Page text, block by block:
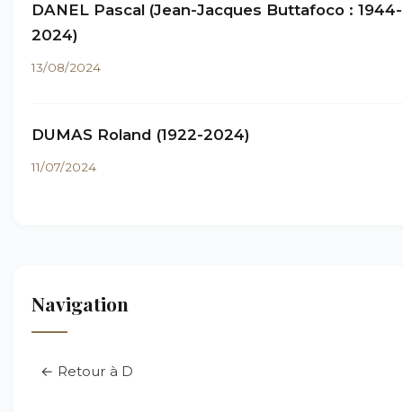
DANEL Pascal (Jean-Jacques Buttafoco : 1944-
2024)
13/08/2024
DUMAS Roland (1922-2024)
11/07/2024
Navigation
← Retour à D